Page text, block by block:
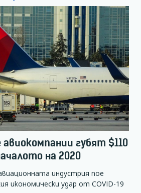
губят $110
на 2020
индустрия пое
икономически удар от COVID-19